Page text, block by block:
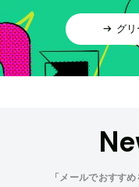
グ
「メールでおすす